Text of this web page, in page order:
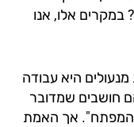
אלו, אנו
היא עבודה
שמדובר
אך האמת